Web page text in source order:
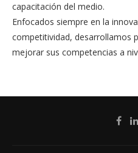
capacitación del medio.
Enfocados siempre en la
competitividad, desarrollamos
mejorar sus competencias a